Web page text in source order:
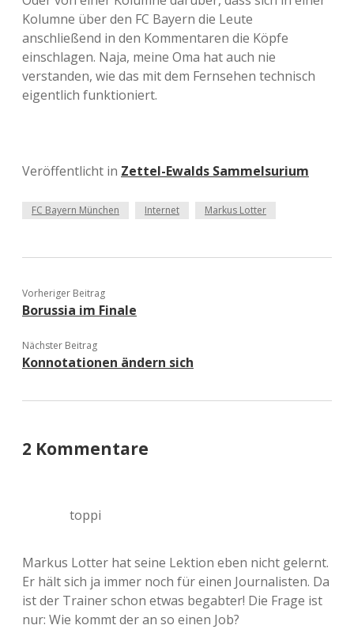
Kolumne über den FC Bayern die Leute
anschließend in den Kommentaren die Köpfe
einschlagen. Naja, meine Oma hat auch nie
verstanden, wie das mit dem Fernsehen technisch
eigentlich funktioniert.
Veröffentlicht in Zettel-Ewalds Sammelsurium
FC Bayern München Internet Markus Lotter
Vorheriger Beitrag
Borussia im Finale
Nächster Beitrag
Konnotationen ändern sich
2 Kommentare
toppi
Markus Lotter hat seine Lektion eben nicht gelernt.
Er hält sich ja immer noch für einen Journalisten. Da
ist der Trainer schon etwas begabter! Die Frage ist
nur: Wie kommt der an so einen Job?